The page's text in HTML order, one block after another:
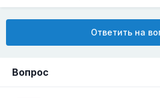
Ответить на
Вопрос